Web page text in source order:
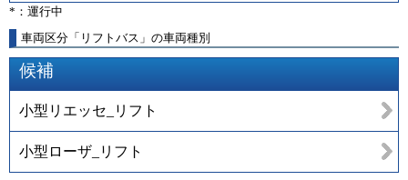
*：運行中
車両区分「リフトバス」の車両種別
候補
小型リエッセ_リフト
小型ローザ_リフト